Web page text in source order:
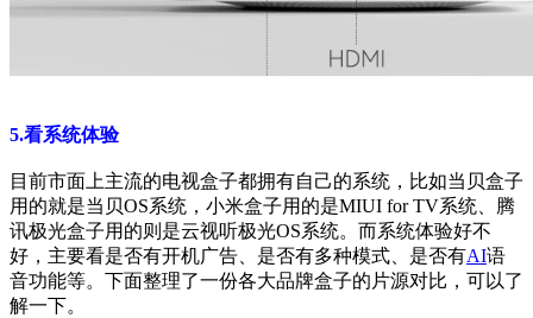
5.看系统体验
目前市面上主流的电视盒子都拥有自己的系统，比如当贝盒子
用的就是当贝OS系统，小米盒子用的是MIUI for TV系统、腾
讯极光盒子用的则是云视听极光OS系统。而系统体验好不
好，主要看是否有开机广告、是否有多种模式、是否有AI语
音功能等。下面整理了一份各大品牌盒子的片源对比，可以了
解一下。